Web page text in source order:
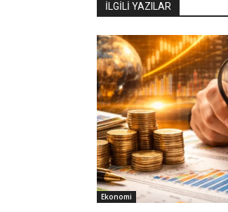
İLGİLİ YAZILAR
Ekonomi